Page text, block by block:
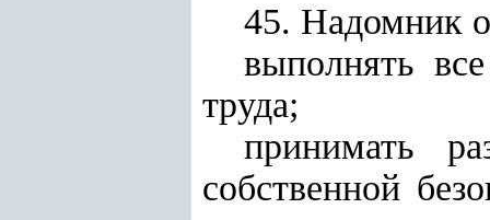
45. Надомник
выполнять
труда;
принимать
собственной